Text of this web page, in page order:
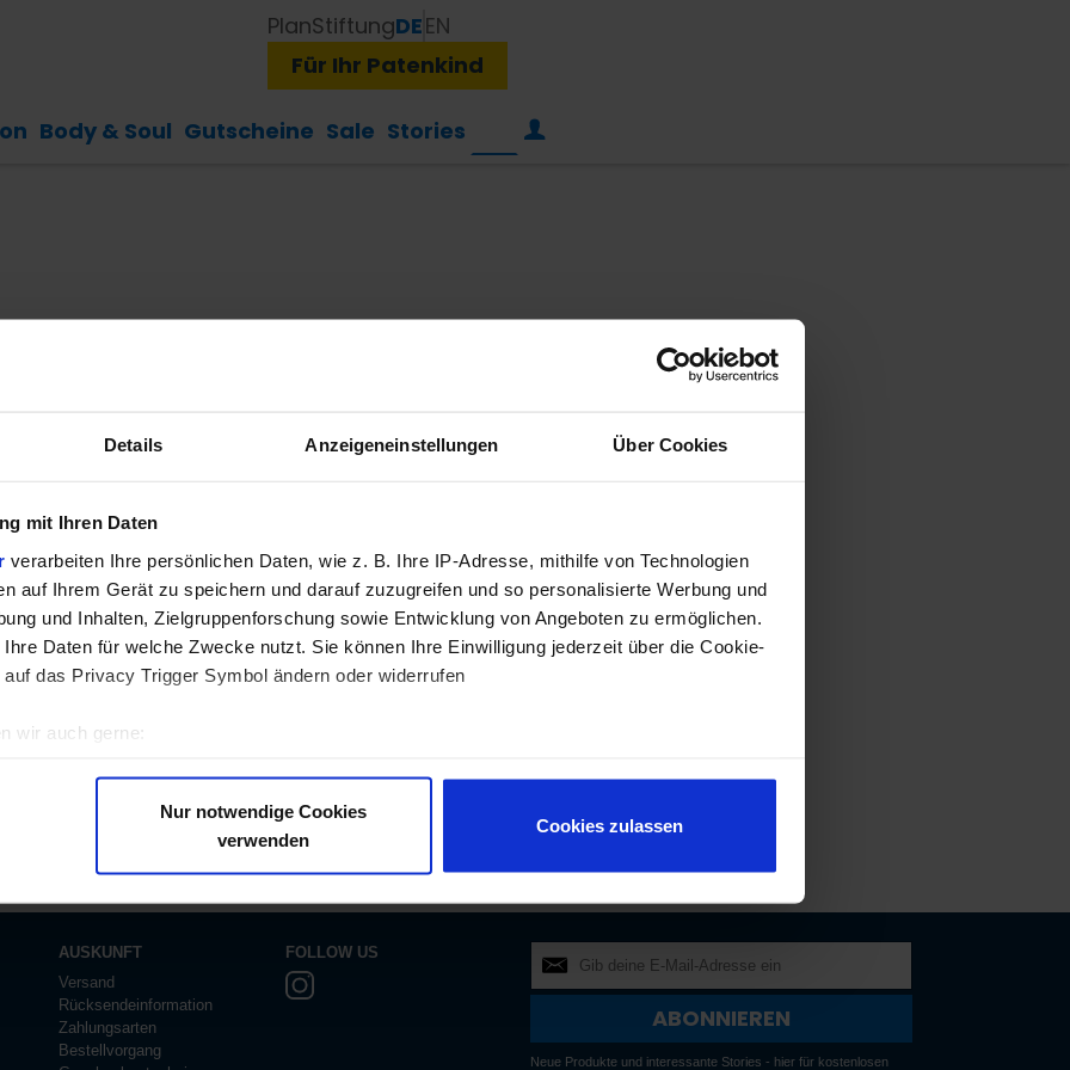
Details Anzeigeneinstellungen Über Cookies
mit Ihren Daten
verarbeiten Ihre persönlichen Daten, wie z. B. Ihre IP-Adresse, mithilfe von Technologien
auf Ihrem Gerät zu speichern und darauf zuzugreifen und so personalisierte Werbung und
und Inhalten, Zielgruppenforschung sowie Entwicklung von Angeboten zu ermöglichen.
Daten für welche Zwecke nutzt. Sie können Ihre Einwilligung jederzeit über die Cookie-
das Privacy Trigger Symbol ändern oder widerrufen
wir auch gerne:
Ihre persönlichen Daten verarbeitet werden, und legen Sie Ihre Präferenzen imAbschnitt
und Anzeigen zu personalisieren, Funktionen für soziale Medien anbieten zu können
zu analysieren. Außerdem geben wir Informationen zu Ihrer Verwendung unserer
soziale Medien, Werbung und Analysen weiter. Unsere Partner führen diese Informationen
zusammen, die Sie ihnen bereitgestellt haben oder die sie im Rahmen Ihrer Nutzung
Nur notwendige Cookies
verwenden
Cookies zulassen
Body & Soul Gutscheine Sale Stories
Für Ihr Patenkind
PlanStiftungDEEN
AUSKUNFT
Versand
Rücksendeinformation
Zahlungsarten
Bestellvorgang
FOLLOW US
ABONNIEREN
Neue Produkte und interessante Stories - hier für kostenlosen